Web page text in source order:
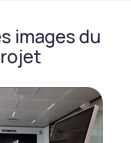
images du